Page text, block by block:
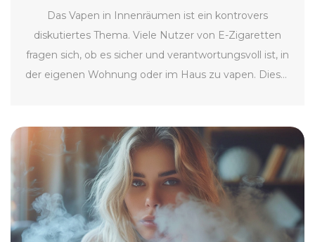
Das Vapen in Innenräumen ist ein kontrovers
diskutiertes Thema. Viele Nutzer von E-Zigaretten
fragen sich, ob es sicher und verantwortungsvoll ist, in
der eigenen Wohnung oder im Haus zu vapen. Dieser
praktische Hinweise für Raucher und Nichtraucher.
Auch die Frage der Lufterfrischung und
Geruchsbekämpfung wird angesprochen, um eine
angenehme Umgebung für alle Bewohner zu
schaffen.